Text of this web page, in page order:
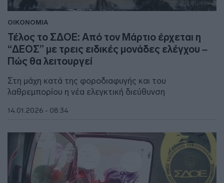
ΟΙΚΟΝΟΜΙΑ
Τέλος το ΣΔΟΕ: Από τον Μάρτιο έρχεται η
“ΔΕΟΣ” με τρεις ειδικές μονάδες ελέγχου –
Πώς θα λειτουργεί
Στη μάχη κατά της φοροδιαφυγής και του
λαθρεμπορίου η νέα ελεγκτική διεύθυνση
14.01.2026 - 08:34